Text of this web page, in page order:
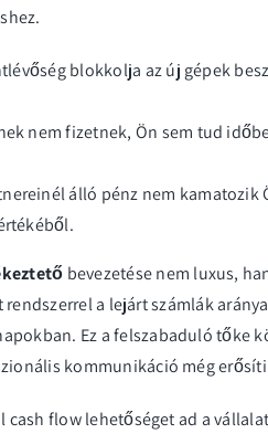
blokkolja az új gépek
nem fizetnek, Ön sem tud
álló pénz nem
bevezetése nem luxus,
a lejárt számlák
Ez a felszabaduló tőke
kommunikáció még
cash flow lehetőséget ad a